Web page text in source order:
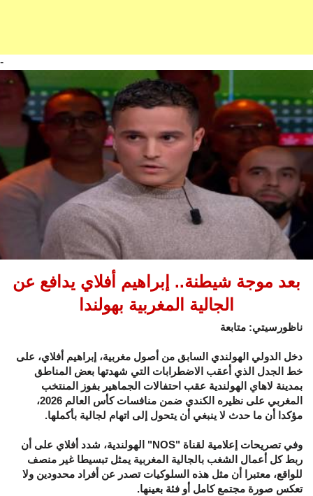
-
بعد موجة شيطنة.. إبراهيم أفلاي يدافع عن
الجالية المغربية بهولندا
ناظورسيتي: متابعة
دخل الدولي الهولندي السابق من أصول مغربية، إبراهيم أفلاي، على
خط الجدل الذي أعقب الاضطرابات التي شهدتها بعض المناطق
بمدينة لاهاي الهولندية عقب احتفالات الجماهير بفوز المنتخب
المغربي على نظيره الكندي ضمن منافسات كأس العالم 2026،
مؤكدا أن ما حدث لا ينبغي أن يتحول إلى اتهام لجالية بأكملها.
وفي تصريحات إعلامية لقناة "NOS" الهولندية، شدد أفلاي على أن
ربط كل أعمال الشغب بالجالية المغربية يمثل تبسيطا غير منصف
للواقع، معتبرا أن مثل هذه السلوكيات تصدر عن أفراد محدودين ولا
تعكس صورة مجتمع كامل أو فئة بعينها.